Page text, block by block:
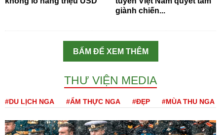
giành chiến...
BẤM ĐỂ XEM THÊM
THƯ VIỆN MEDIA
#DU LỊCH NGA #ẨM THỰC NGA #ĐẸP #MÙA THU NGA